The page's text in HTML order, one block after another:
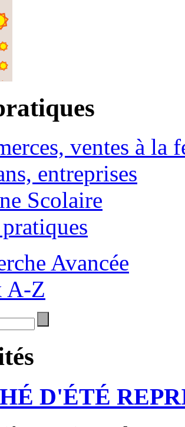
ventes à la
entreprises
Scolaire
Avancée
A-Z
D'ÉTÉ